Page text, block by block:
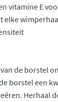
vitamine E
elke
de borstel
borstel een
Herhaal